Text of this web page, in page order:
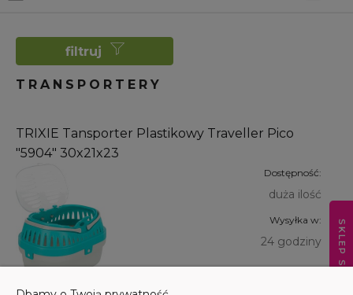
filtruj
TRANSPORTERY
TRIXIE Tansporter Plastikowy Traveller Pico
"5904" 30x21x23
Dostępność:
duża ilość
Wysyłka w:
24 godziny